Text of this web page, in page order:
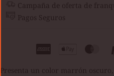
Campaña de oferta de
Pagos Seguros
Presenta un color marrón